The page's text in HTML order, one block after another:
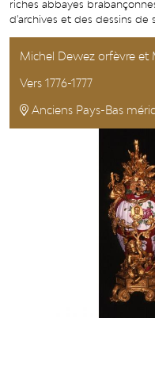
riches abbayes
d'archives et des dessins de
Michel Dewez orfèvre et
Vers 1776-1777
Anciens Pays-Bas